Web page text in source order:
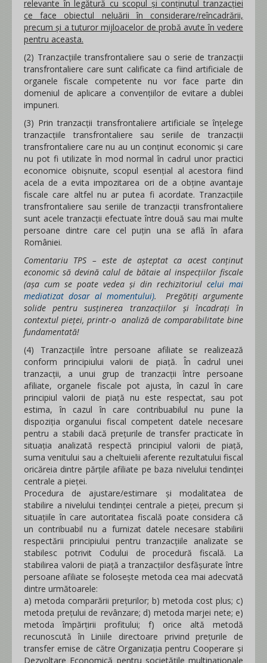
relevante în legătură cu scopul și conținutul tranzacției
ce face obiectul neluării în considerare/reîncadrării,
precum și a tuturor mijloacelor de probă avute în vedere
pentru aceasta.
(2) Tranzacţiile transfrontaliere sau o serie de tranzacţii
transfrontaliere care sunt calificate ca fiind artificiale de
organele fiscale competente nu vor face parte din
domeniul de aplicare a convenţiilor de evitare a dublei
impuneri.
(3) Prin tranzacţii transfrontaliere artificiale se înţelege
tranzacţiile transfrontaliere sau seriile de tranzacţii
transfrontaliere care nu au un conţinut economic şi care
nu pot fi utilizate în mod normal în cadrul unor practici
economice obişnuite, scopul esenţial al acestora fiind
acela de a evita impozitarea ori de a obţine avantaje
fiscale care altfel nu ar putea fi acordate. Tranzacţiile
transfrontaliere sau seriile de tranzacţii transfrontaliere
sunt acele tranzacţii efectuate între două sau mai multe
persoane dintre care cel puţin una se află în afara
României.
Comentariu TPS – este de așteptat ca acest conținut
economic să devină calul de bătaie al inspecțiilor fiscale
(așa cum se poate vedea și din rechizitoriul celui mai
mediatizat dosar al momentului).Pregătiți argumente
solide pentru susținerea tranzacțiilor și încadrați în
contextul pieței, printr-o analiză de comparabilitate bine
fundamentată!
(4) Tranzacțiile între persoane afiliate se realizează
conform principiului valorii de piață. În cadrul unei
tranzacţii, a unui grup de tranzacţii între persoane
afiliate, organele fiscale pot ajusta, în cazul în care
principiul valorii de piaţă nu este respectat, sau pot
estima, în cazul în care contribuabilul nu pune la
dispoziția organului fiscal competent datele necesare
pentru a stabili dacă preţurile de transfer practicate în
situaţia analizată respectă principiul valorii de piaţă,
suma venitului sau a cheltuielii aferente rezultatului fiscal
oricăreia dintre părţile afiliate pe baza nivelului tendinţei
centrale a pieţei.
Procedura de ajustare/estimare şi modalitatea de
stabilire a nivelului tendinţei centrale a pieţei, precum și
situațiile în care autoritatea fiscală poate considera că
un contribuabil nu a furnizat datele necesare stabilirii
respectării principiului pentru tranzacțiile analizate se
stabilesc potrivit Codului de procedură fiscală. La
stabilirea valorii de piață a tranzacțiilor desfășurate între
persoane afiliate se folosește metoda cea mai adecvată
dintre următoarele:
a) metoda comparării prețurilor; b) metoda cost plus; c)
metoda prețului de revânzare; d) metoda marjei nete; e)
metoda împărțirii profitului; f) orice altă metodă
recunoscută în Liniile directoare privind prețurile de
transfer emise de către Organizația pentru Cooperare și
Dezvoltare Economică pentru societățile multinaționale